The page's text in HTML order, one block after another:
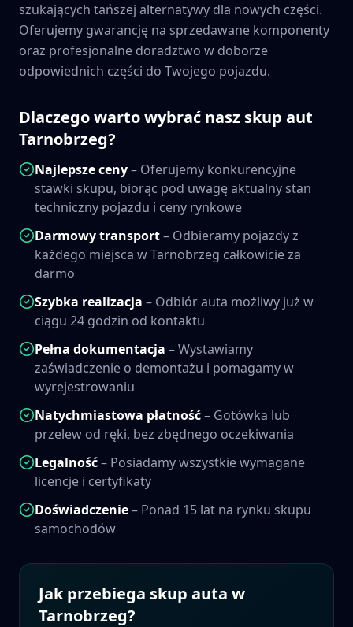
szukających tańszej alternatywy dla nowych części.
Oferujemy gwarancję na sprzedawane komponenty
oraz profesjonalne doradztwo w doborze
odpowiednich części do Twojego pojazdu.
Dlaczego warto wybrać nasz skup aut
Tarnobrzeg?
Najlepsze ceny– Oferujemy konkurencyjne
stawki skupu, biorąc pod uwagę aktualny stan
techniczny pojazdu i ceny rynkowe
Darmowy transport– Odbieramy pojazdy z
każdego miejsca wTarnobrzeg całkowicie za
darmo
Szybka realizacja – Odbiór auta możliwy już w
ciągu 24 godzin od kontaktu
Pełna dokumentacja – Wystawiamy
zaświadczenie o demontażu i pomagamy w
wyrejestrowaniu
Natychmiastowa płatność– Gotówka lub
przelew od ręki, bez zbędnego oczekiwania
Legalność– Posiadamy wszystkie wymagane
licencje i certyfikaty
Doświadczenie– Ponad 15 lat na rynku skupu
samochodów
Jak przebiega skup auta w
Tarnobrzeg?